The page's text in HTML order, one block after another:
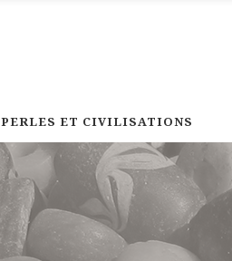
PERLES ET CIVILISATIONS